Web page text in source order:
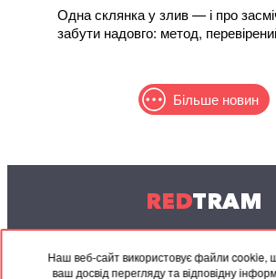
Наш веб-сайт використовує файли cookie,
ваш досвід перегляду та відповідну
Одна склянка у злив — і про
забути надовго: метод,
Більше новин
REDTRAM
© 2004-2026 Redtram, Ltd.